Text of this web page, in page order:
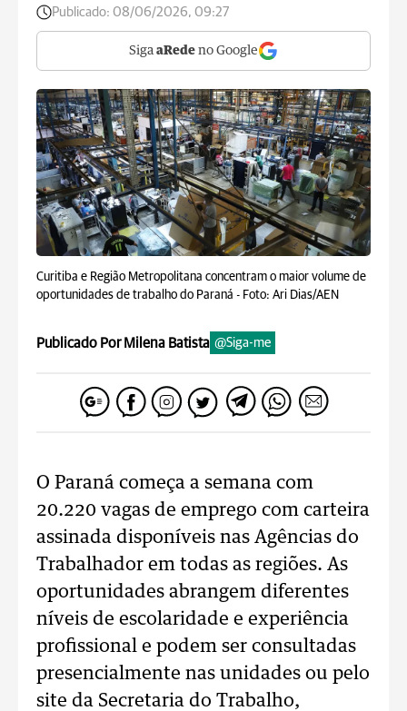
Publicado: 08/06/2026, 09:27
Siga aRede no Google
Curitiba e Região Metropolitana concentram o maior volume de
oportunidades de trabalho do Paraná - Foto: Ari Dias/AEN
Publicado Por Milena Batista @Siga-me
O Paraná começa a semana com
20.220 vagas de emprego com carteira
assinada disponíveis nas Agências do
Trabalhador em todas as regiões. As
oportunidades abrangem diferentes
níveis de escolaridade e experiência
profissional e podem ser consultadas
presencialmente nas unidades ou pelo
site da Secretaria do Trabalho,